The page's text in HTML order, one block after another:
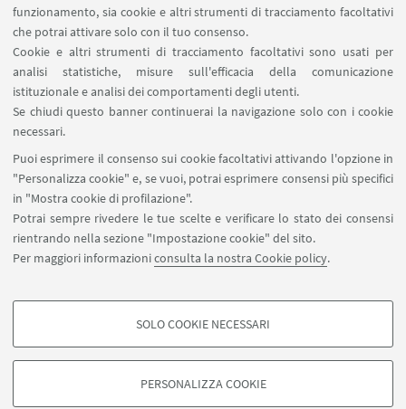
funzionamento, sia cookie e altri strumenti di tracciamento facoltativi
che potrai attivare solo con il tuo consenso.
Cookie e altri strumenti di tracciamento facoltativi sono usati per
analisi statistiche, misure sull'efficacia della comunicazione
istituzionale e analisi dei comportamenti degli utenti.
Se chiudi questo banner continuerai la navigazione solo con i cookie
necessari.
Puoi esprimere il consenso sui cookie facoltativi attivando l'opzione in
"Personalizza cookie" e, se vuoi, potrai esprimere consensi più specifici
in "Mostra cookie di profilazione".
Potrai sempre rivedere le tue scelte e verificare lo stato dei consensi
rientrando nella sezione "Impostazione cookie" del sito.
Per maggiori informazioniconsulta la nostra Cookie policy.
COOKIE DI PROFILAZIONE - FACOLTATIVI
degli utenti, creare profili in base al loro comportamento sul sito, per analisi
SOLO COOKIE NECESSARI
PERSONALIZZA COOKIE
Contatti
Carta dei servizi
SEGUI IL DIPARTIMENTO SU:
SEGUI UNIBO SU:
APP:
©Copyright 2026 - ALMA MATER STUDIORUM - Università di
Bologna - Via Zamboni, 33 - 40126 Bologna - PI: 01131710376 - CF:
80007010376